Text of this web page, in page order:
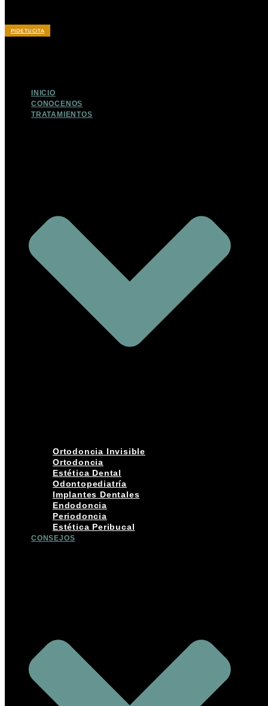
PIDE TU CITA
INICIO
CONOCENOS
TRATAMIENTOS
Ortodoncia Invisible
Ortodoncia
Estética Dental
Odontopediatría
Implantes Dentales
Endodoncia
Periodoncia
Estética Peribucal
CONSEJOS